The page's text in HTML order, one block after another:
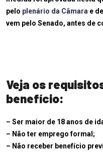
pelo plenário da Câmara e
vem pelo Senado, antes de
Veja os
benefício:
– Ser maior de 18 anos de
– Não ter emprego formal;
– Não receber benefício